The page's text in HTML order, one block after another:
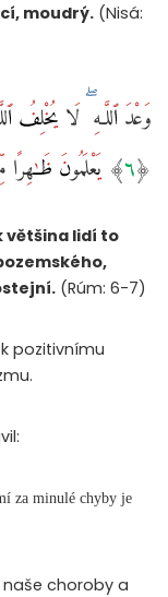
moudrý. (Nisá:
وَعْدَ ٱللَّـهِ ۖ لَا يُخْلِفُ
﴿٦﴾ يَعْلَمُونَ ظَـٰهِرًا مِّنَ ٱلْحَيَوٰةِ ٱلدُّنْيَا وَهُمْ عَنِ ٱلْـَٔاخِرَةِ هُمْ غَـٰفِلُونَ
většina lidí to
(Rúm: 6-7)
pozitivnímu
za minulé chyby je
choroby a